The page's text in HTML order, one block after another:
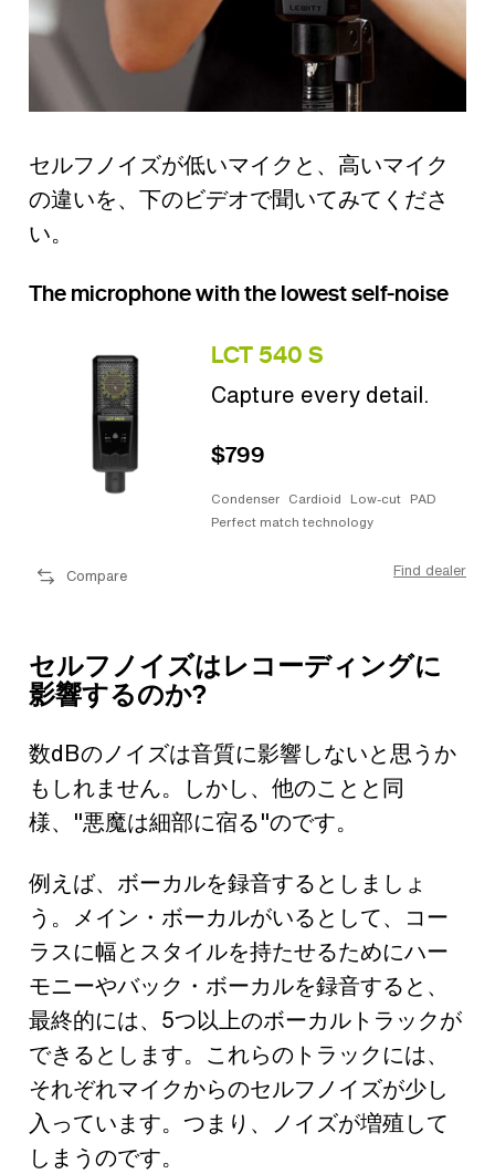
セルフノイズが低いマイクと、高いマイク
の違いを、下のビデオで聞いてみてくださ
い。
The microphone with the lowest self-noise
LCT 540 S
Capture every detail.
$799
Condenser Cardioid Low-cut PAD
Perfect match technology
Compare Find dealer
セルフノイズはレコーディングに
影響するのか?
数dBのノイズは音質に影響しないと思うか
もしれません。しかし、他のことと同
様、"悪魔は細部に宿る"のです。
例えば、ボーカルを録音するとしましょ
う。メイン・ボーカルがいるとして、コー
ラスに幅とスタイルを持たせるためにハー
モニーやバック・ボーカルを録音すると、
最終的には、5つ以上のボーカルトラックが
できるとします。これらのトラックには、
それぞれマイクからのセルフノイズが少し
入っています。つまり、ノイズが増殖して
しまうのです。